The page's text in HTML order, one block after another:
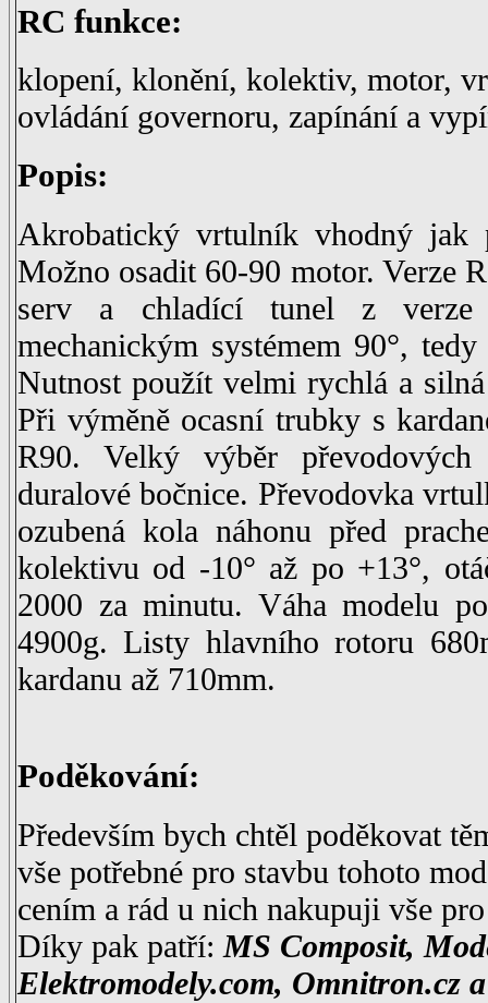
RC funkce:
klopení, klonění, kolektiv, motor,
ovládání governoru, zapínání a
Popis:
Akrobatický vrtulník vhodný
Možno osadit 60-90 motor. Verze
serv a chladící tunel z verze
mechanickým systémem 90°,
Nutnost použít velmi rychlá a
Při výměně ocasní trubky s
R90. Velký výběr
duralové bočnice. Převodovka
ozubená kola náhonu před
kolektivu od -10° až po +13°,
2000 za minutu. Váha modelu
4900g. Listy hlavního rotoru
kardanu až 710mm.
Poděkování:
Především bych chtěl poděkovat
vše potřebné pro stavbu tohoto
cením a rád u nich nakupuji vše
Díky pak patří: MS Composit,
Elektromodely.com, Omnitron.cz